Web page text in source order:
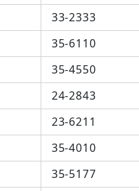
33-2333
35-6110
35-4550
24-2843
23-6211
35-4010
35-5177